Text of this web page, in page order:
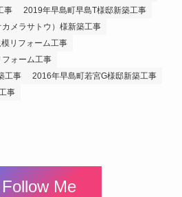
事
2019年早島町早島T様邸新築工事
メラサトウ）様新築工事
リフォーム工事
ォーム工事
工事
2016年早島町若宮G様邸新築工事
事
Follow Me